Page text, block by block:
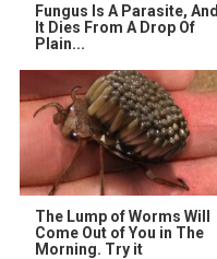
Fungus Is A Parasite, And
It Dies From A Drop Of
Plain...
The Lump of Worms Will
Come Out of You in The
Morning. Try it